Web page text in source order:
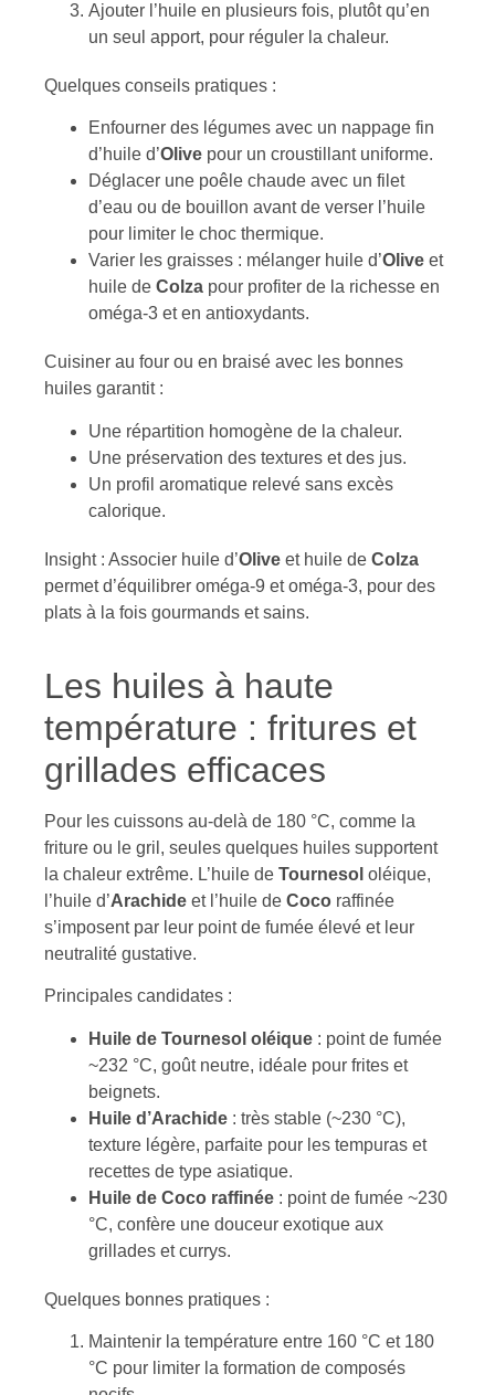
Ajouter l’huile en plusieurs fois, plutôt qu’en
un seul apport, pour réguler la chaleur.
Quelques conseils pratiques :
Enfourner des légumes avec un nappage fin
d’huile d’Olive pour un croustillant uniforme.
Déglacer une poêle chaude avec un filet
d’eau ou de bouillon avant de verser l’huile
pour limiter le choc thermique.
Varier les graisses : mélanger huile d’Olive et
huile de Colza pour profiter de la richesse en
oméga-3 et en antioxydants.
Cuisiner au four ou en braisé avec les bonnes
huiles garantit :
Une répartition homogène de la chaleur.
Une préservation des textures et des jus.
Un profil aromatique relevé sans excès
calorique.
Insight : Associer huile d’Olive et huile de Colza
permet d’équilibrer oméga-9 et oméga-3, pour des
plats à la fois gourmands et sains.
Les huiles à haute
température : fritures et
grillades efficaces
Pour les cuissons au-delà de 180 °C, comme la
friture ou le gril, seules quelques huiles supportent
la chaleur extrême. L’huile de Tournesol oléique,
l’huile d’Arachide et l’huile de Coco raffinée
s’imposent par leur point de fumée élevé et leur
neutralité gustative.
Principales candidates :
Huile de Tournesol oléique : point de fumée
~232 °C, goût neutre, idéale pour frites et
beignets.
Huile d’Arachide : très stable (~230 °C),
texture légère, parfaite pour les tempuras et
recettes de type asiatique.
Huile de Coco raffinée : point de fumée ~230
°C, confère une douceur exotique aux
grillades et currys.
Quelques bonnes pratiques :
Maintenir la température entre 160 °C et 180
°C pour limiter la formation de composés